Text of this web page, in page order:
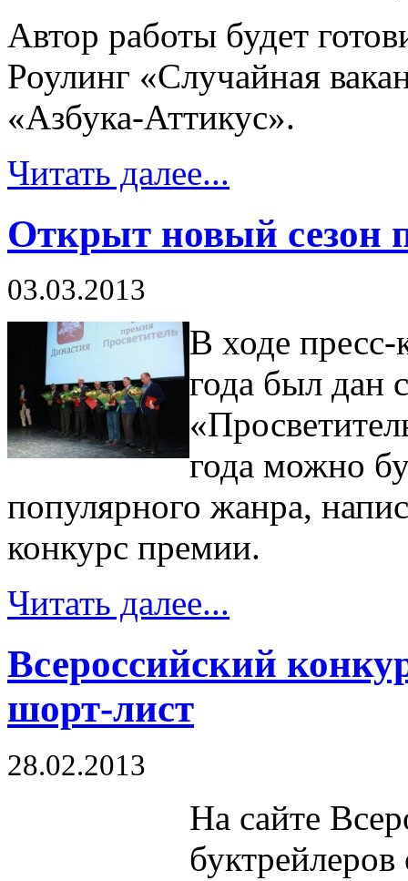
Автор работы будет
Роулинг «Случайная
«Азбука-Аттикус».
Читать далее...
Открыт новый сезон
03.03.2013
В ходе
года был дан
года можно
популярного жанра,
конкурс премии.
Читать далее...
Всероссийский
шорт-лист
28.02.2013
На сайте